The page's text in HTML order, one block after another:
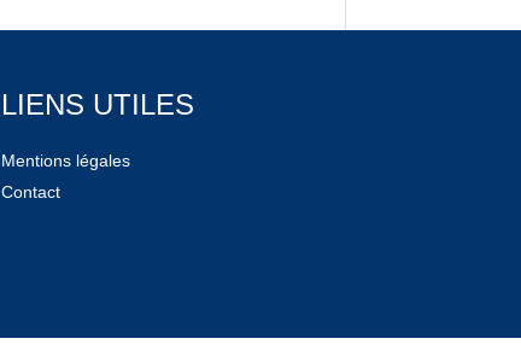
LIENS UTILES
Mentions légales
Contact